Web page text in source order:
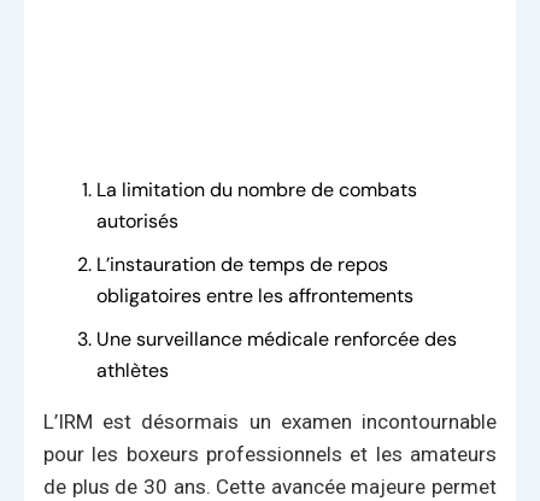
La limitation du nombre de combats
autorisés
L’instauration de temps de repos
obligatoires entre les affrontements
Une surveillance médicale renforcée des
athlètes
L’IRM est désormais un examen incontournable
pour les boxeurs professionnels et les amateurs
de plus de 30 ans. Cette avancée majeure permet